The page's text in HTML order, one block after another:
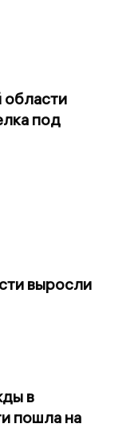
области
под
выросли
в
пошла на